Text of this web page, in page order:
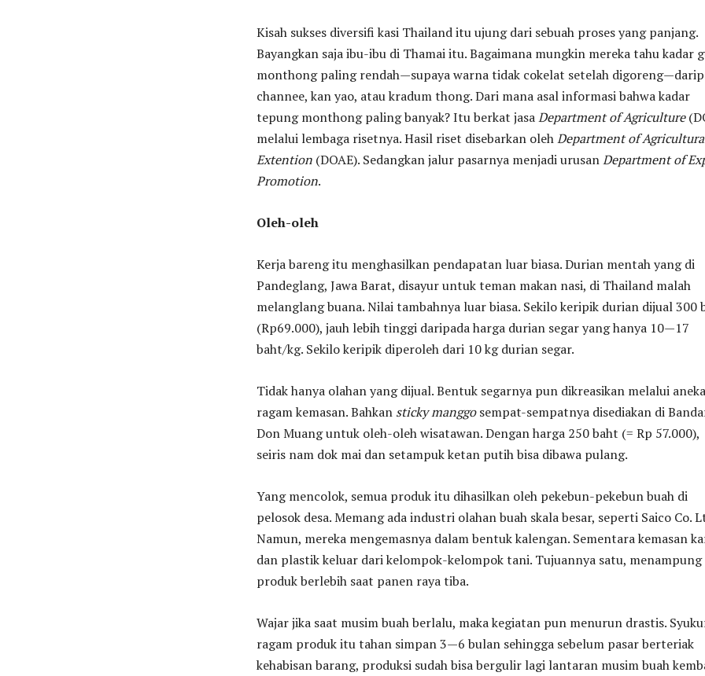
Kisah sukses diversifi kasi Thailand itu ujung dari sebuah proses yang panjang.
Bayangkan saja ibu-ibu di Thamai itu. Bagaimana mungkin mereka tahu kadar
monthong paling rendah—supaya warna tidak cokelat setelah
channee, kan yao, atau kradum thong. Dari mana asal informasi bahwa kadar
tepung monthong paling banyak? Itu berkat jasaDepartment of Agriculture
melalui lembaga risetnya. Hasil riset disebarkan olehDepartment of
Extention (DOAE). Sedangkan jalur pasarnya menjadi urusanDepartment of
Promotion.
Oleh-oleh
Kerja bareng itu menghasilkan pendapatan luar biasa. Durian mentah yang di
Pandeglang, Jawa Barat, disayur untuk teman makan nasi, di Thailand malah
melanglang buana. Nilai tambahnya luar biasa. Sekilo keripik durian dijual 300
(Rp69.000), jauh lebih tinggi daripada harga durian segar yang hanya 10—17
baht/kg. Sekilo keripik diperoleh dari 10 kg durian segar.
Tidak hanya olahan yang dijual. Bentuk segarnya pun dikreasikan melalui aneka
ragam kemasan. Bahkan sticky manggosempat-sempatnya disediakan di
Don Muang untuk oleh-oleh wisatawan. Dengan harga 250 baht (= Rp 57.000),
seiris nam dok mai dan setampuk ketan putih bisa dibawa pulang.
Yang mencolok, semua produk itu dihasilkan oleh pekebun-pekebun buah di
pelosok desa. Memang ada industri olahan buah skala besar, seperti Saico Co.
Namun, mereka mengemasnya dalam bentuk kalengan. Sementara kemasan
dan plastik keluar dari kelompok-kelompok tani. Tujuannya satu, menampung
produk berlebih saat panen raya tiba.
Wajar jika saat musim buah berlalu, maka kegiatan pun menurun drastis.
ragam produk itu tahan simpan 3—6 bulan sehingga sebelum pasar berteriak
kehabisan barang, produksi sudah bisa bergulir lagi lantaran musim buah